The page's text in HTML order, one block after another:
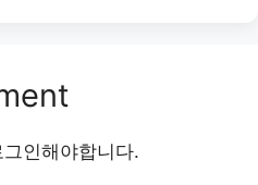
그인해야합니다.